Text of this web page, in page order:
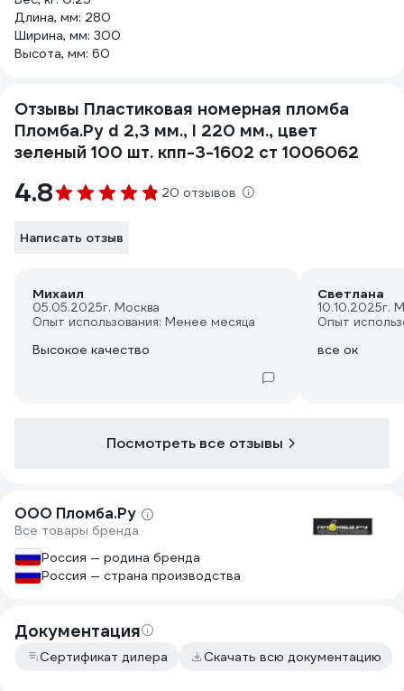
Длина, мм: 280
Ширина, мм: 300
Высота, мм: 60
Отзывы Пластиковая номерная пломба
Пломба.Ру d 2,3 мм., l 220 мм., цвет
зеленый 100 шт. кпп-3-1602 ст 1006062
4.8 20 отзывов
Написать отзыв
Михаил
05.05.2025г. Москва
Опыт использования: Менее месяца
Высокое качество
Светлана
10.10.2025г.
Опыт
все ок
Посмотреть все отзывы
ООО Пломба.Ру
Все товары бренда
Россия — родина бренда
Россия — страна производства
Документация
Сертификат дилера Скачать всю документацию